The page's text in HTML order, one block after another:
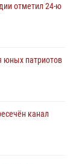
отметил 24-ю
юных патриотов
канал